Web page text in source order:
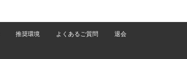
推奨環境 よくあるご質問 退会